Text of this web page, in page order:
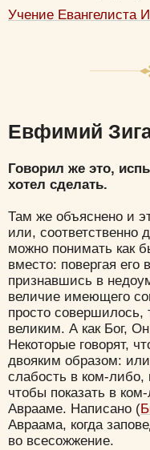
Учение Евангелиста
Евфимий
Говорил же это,
хотел сделать.
Там же объяснено и
или, соответственно
можно понимать как
вместо: повергая
признавшись в
величие имеющего
просто совершилось,
великим. А как Бог,
Некоторые говорят,
двояким образом:
слабость в ком-либо,
чтобы показать в
Аврааме. Написано (
Авраама, когда
во всесожжение.